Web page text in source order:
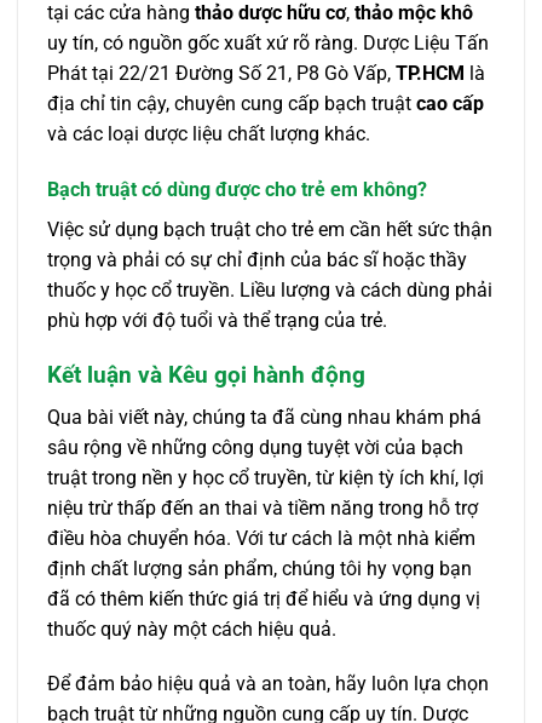
tại các cửa hàng thảo dược hữu cơ, thảo mộc khô
uy tín, có nguồn gốc xuất xứ rõ ràng. Dược Liệu Tấn
Phát tại 22/21 Đường Số 21, P8 Gò Vấp, TP.HCM là
địa chỉ tin cậy, chuyên cung cấp bạch truật cao cấp
và các loại dược liệu chất lượng khác.
Bạch truật có dùng được cho trẻ em không?
Việc sử dụng bạch truật cho trẻ em cần hết sức thận
trọng và phải có sự chỉ định của bác sĩ hoặc thầy
thuốc y học cổ truyền. Liều lượng và cách dùng phải
phù hợp với độ tuổi và thể trạng của trẻ.
Kết luận và Kêu gọi hành động
Qua bài viết này, chúng ta đã cùng nhau khám phá
sâu rộng về những công dụng tuyệt vời của bạch
truật trong nền y học cổ truyền, từ kiện tỳ ích khí, lợi
niệu trừ thấp đến an thai và tiềm năng trong hỗ trợ
điều hòa chuyển hóa. Với tư cách là một nhà kiểm
định chất lượng sản phẩm, chúng tôi hy vọng bạn
đã có thêm kiến thức giá trị để hiểu và ứng dụng vị
thuốc quý này một cách hiệu quả.
Để đảm bảo hiệu quả và an toàn, hãy luôn lựa chọn
bạch truật từ những nguồn cung cấp uy tín. Dược